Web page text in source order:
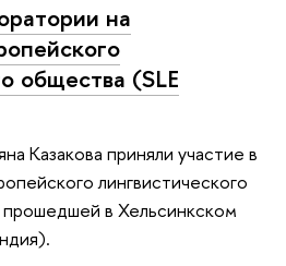
на
общества (SLE
Казакова приняли участие в
лингвистического
в Хельсинкском